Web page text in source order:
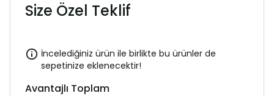
Size Özel Teklif
İncelediğiniz ürün ile birlikte bu ürünler de
sepetinize eklenecektir!
Avantajlı Toplam